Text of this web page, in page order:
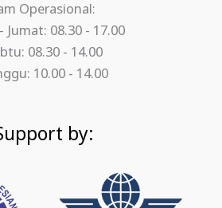
Operasional:
Jumat: 08.30 - 17.00
08.30 - 14.00
10.00 - 14.00
by: